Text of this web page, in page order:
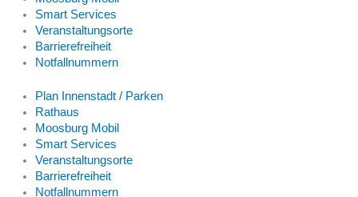
Smart Services
Veranstaltungsorte
Barrierefreiheit
Notfallnummern
Plan Innenstadt / Parken
Rathaus
Moosburg Mobil
Smart Services
Veranstaltungsorte
Barrierefreiheit
Notfallnummern